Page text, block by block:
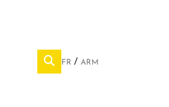
FR ARM